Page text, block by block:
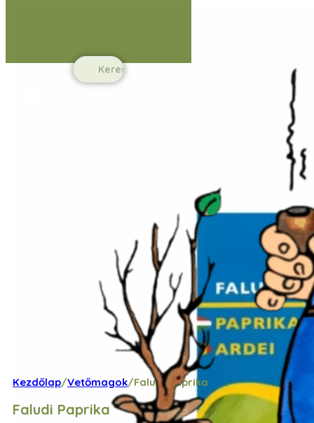
Search
...
Kezdőlap/Vetőmagok/Faludi Paprika
Faludi Paprika